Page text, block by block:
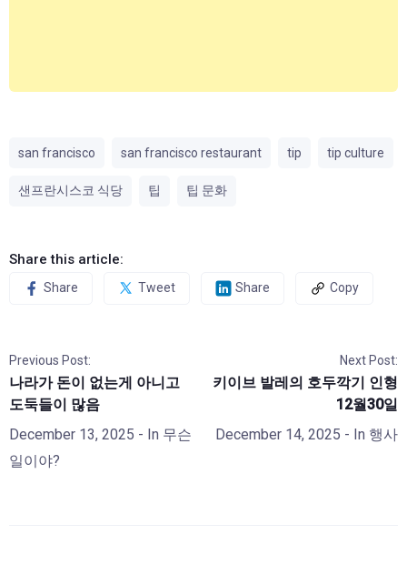
san francisco san francisco restaurant tip tip culture
샌프란시스코 식당 팁 팁 문화
Share this article:
Share Tweet Share Copy
Previous Post:
나라가 돈이 없는게 아니고
도둑들이 많음
December 13, 2025 - In 무슨
일이야?
Next Post:
키이브 발레의 호두깍기 인형
12월30일
December 14, 2025 - In 행사